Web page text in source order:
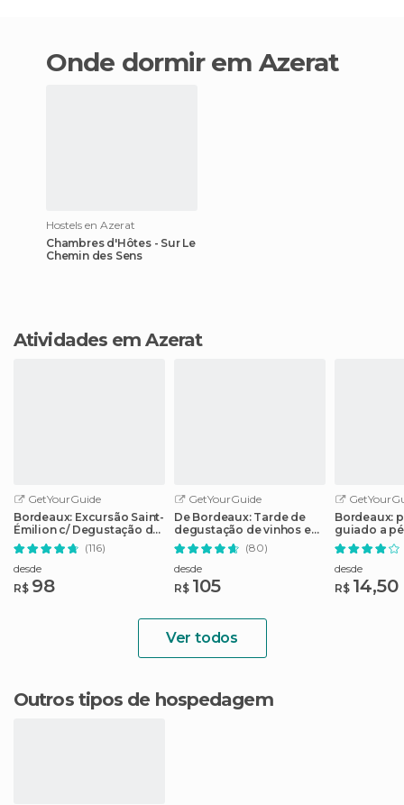
Onde dormir em Azerat
Hostels en Azerat
Chambres d'Hôtes - Sur Le
Chemin des Sens
Atividades em Azerat
GetYourGuide
Bordeaux: Excursão Saint-
Émilion c/ Degustação de
Vinhos
(116)
desde
R$ 98
GetYourGuide
De Bordeaux: Tarde de
degustação de vinhos em
Saint-Emilion(80)
desde
R$ 105
Bordeaux:
guiado a pé
desde
R$ 14,50
Ver todos
Outros tipos de hospedagem